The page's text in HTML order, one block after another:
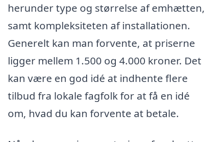
herunder type og størrelse af emhætten,
samt kompleksiteten af installationen.
Generelt kan man forvente, at priserne
ligger mellem 1.500 og 4.000 kroner. Det
kan være en god idé at indhente flere
tilbud fra lokale fagfolk for at få en idé
om, hvad du kan forvente at betale.